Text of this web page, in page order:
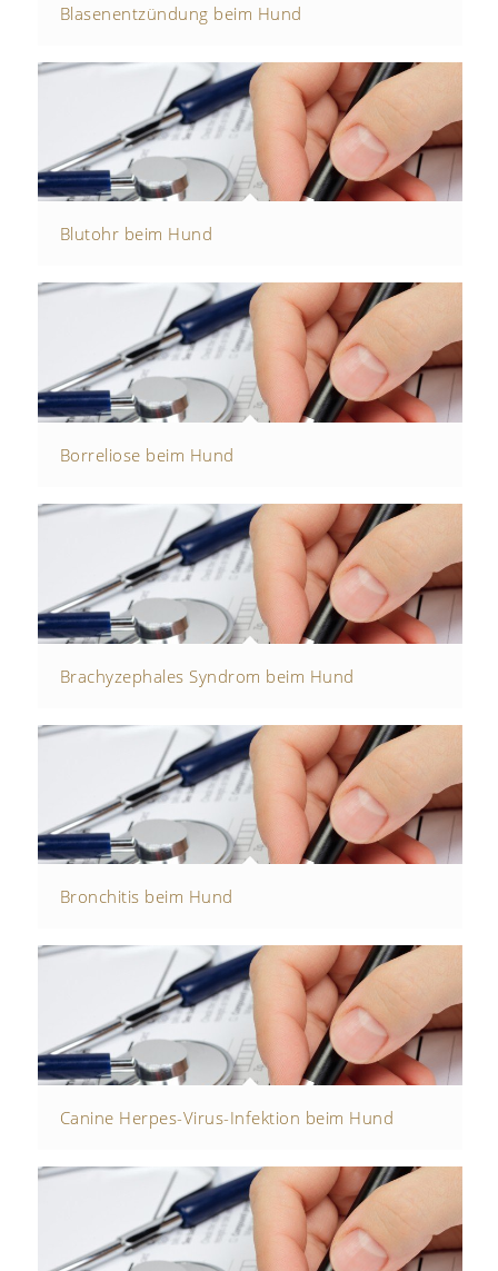
Blasenentzündung beim Hund
Blutohr beim Hund
Borreliose beim Hund
Brachyzephales Syndrom beim Hund
Bronchitis beim Hund
Canine Herpes-Virus-Infektion beim Hund